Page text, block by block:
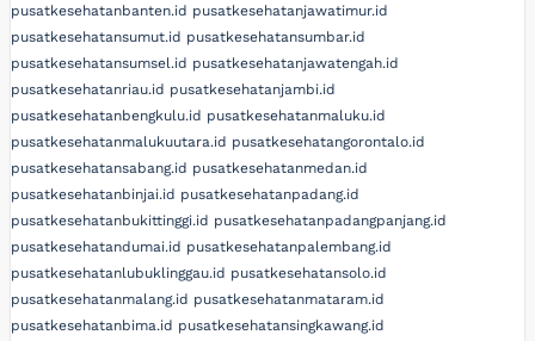
pusatkesehatanbanten.id pusatkesehatanjawatimur.id
pusatkesehatansumut.id pusatkesehatansumbar.id
pusatkesehatansumsel.id pusatkesehatanjawatengah.id
pusatkesehatanriau.id pusatkesehatanjambi.id
pusatkesehatanbengkulu.id pusatkesehatanmaluku.id
pusatkesehatanmalukuutara.id pusatkesehatangorontalo.id
pusatkesehatansabang.id pusatkesehatanmedan.id
pusatkesehatanbinjai.id pusatkesehatanpadang.id
pusatkesehatanbukittinggi.id pusatkesehatanpadangpanjang.id
pusatkesehatandumai.id pusatkesehatanpalembang.id
pusatkesehatanlubuklinggau.id pusatkesehatansolo.id
pusatkesehatanmalang.id pusatkesehatanmataram.id
pusatkesehatanbima.id pusatkesehatansingkawang.id